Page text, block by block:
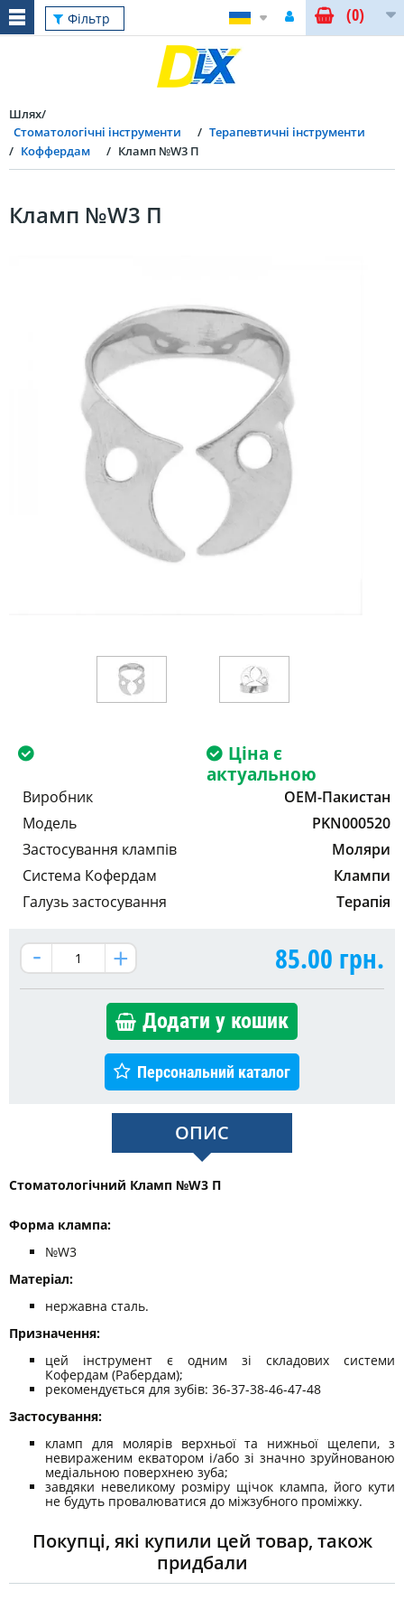
Фільтр (0)
Шлях
Стоматологічні інструменти
Терапевтичні інструменти
Коффердам
Кламп №W3 П
Кламп №W3 П
Ціна є
актуальною
Виробник
OEM-Пакистан
Модель
PKN000520
Застосування клампів
Моляри
Система Кофердам
Клампи
Галузь застосування
Терапія
85.00 грн.
Додати у кошик
Персональний каталог
ОПИС
Стоматологічний Кламп №W3 П
Форма клампа: ​​​​​​
№W3
Матеріал:
нержавна сталь.
Призначення:
цей інструмент є одним зі складових системи
Кофердам (Рабердам);
рекомендується для зубів: 36-37-38-46-47-48
Застосування:
кламп для молярів верхньої та нижньої щелепи, з
невираженим екватором і/або зі значно зруйнованою
медіальною поверхнею зуба;
завдяки невеликому розміру щічок клампа, його кути
не будуть провалюватися до міжзубного проміжку.
Покупці, які купили цей товар, також
придбали